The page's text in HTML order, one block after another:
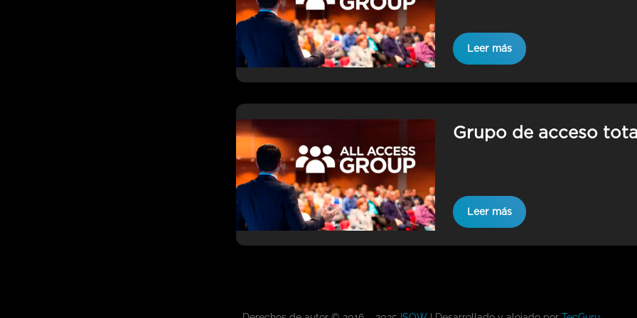
Leer más
Grupo de acceso
Leer más